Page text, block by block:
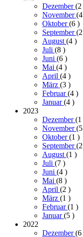
Dezember(2
November(4
Oktober(6 )
September(2
August (4 )
Juli (8 )
Juni (6 )
Mai (4 )
April (4 )
März (3 )
Februar(4 )
Januar(4 )
2023
Dezember(1
November(5
Oktober(1 )
September(2
August (1 )
Juli (7 )
Juni (4 )
Mai (8 )
April (2 )
März (1 )
Februar(1 )
Januar(5 )
2022
Dezember(6